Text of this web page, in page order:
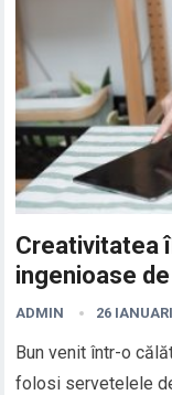
Creativitatea
ingenioase
ADMIN 26
Bun venit într-o
folosi servetelele